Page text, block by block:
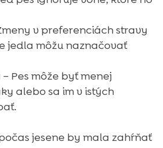
v preferenciách stravy
jedla môžu naznačovať
– Pes môže byť menej
alebo sa im v istých
jesene by mala zahŕňať